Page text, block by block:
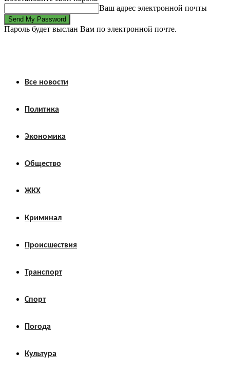
Ваш адрес электронной почты
Пароль будет выслан Вам по электронной почте.
Все новости
Политика
Экономика
Общество
ЖКХ
Криминал
Происшествия
Транспорт
Спорт
Погода
Культура